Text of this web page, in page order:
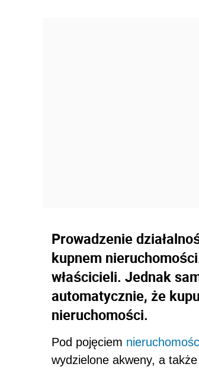
Prowadzenie
kupnem
właścicieli. Jednak
automatycznie, że
nieruchomości.
Pod pojęciem
wydzielone akweny, a